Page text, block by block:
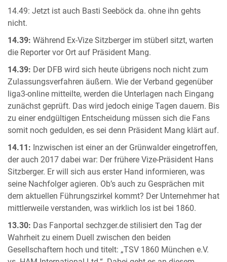
14.49: Jetzt ist auch Basti Seeböck da. ohne ihn gehts
nicht.
14.39: Während Ex-Vize Sitzberger im stüberl sitzt, warten
die Reporter vor Ort auf Präsident Mang.
14.39: Der DFB wird sich heute übrigens noch nicht zum
Zulassungsverfahren äußern. Wie der Verband gegenüber
liga3-online mitteilte, werden die Unterlagen nach Eingang
zunächst geprüft. Das wird jedoch einige Tagen dauern. Bis
zu einer endgültigen Entscheidung müssen sich die Fans
somit noch gedulden, es sei denn Präsident Mang klärt auf.
14.11: Inzwischen ist einer an der Grünwalder eingetroffen,
der auch 2017 dabei war: Der frühere Vize-Präsident Hans
Sitzberger. Er will sich aus erster Hand informieren, was
seine Nachfolger agieren. Ob’s auch zu Gesprächen mit
dem aktuellen Führungszirkel kommt? Der Unternehmer hat
mittlerweile verstanden, was wirklich los ist bei 1860.
13.30: Das Fanportal sechzger.de stilisiert den Tag der
Wahrheit zu einem Duell zwischen den beiden
Gesellschaftern hoch und titelt: „TSV 1860 München e.V.